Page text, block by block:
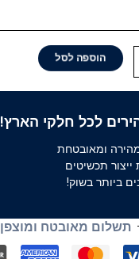
הוספה לסל
לכל חלקי הארץ!
ומאובטחת
ביותר בשוק!
תשלום מאובטח ומוצפן